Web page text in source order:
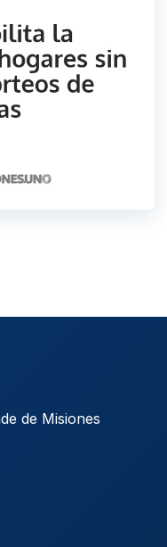
de Misiones